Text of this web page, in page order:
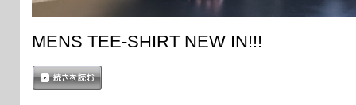
MENS TEE-SHIRT NEW IN!!!